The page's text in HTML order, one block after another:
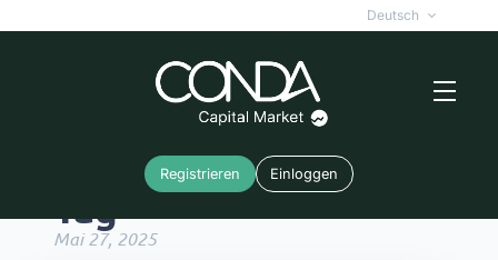
Deutsch
Registrieren Einloggen
Tag
Mai 27, 2025